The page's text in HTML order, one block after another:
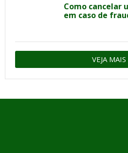
Como cancelar
em caso de
VEJA MAIS